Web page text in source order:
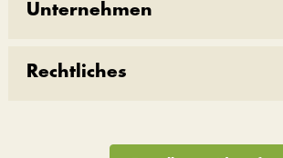
Unternehmen
Rechtliches